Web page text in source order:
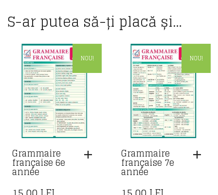
S-ar putea să-ți placă și…
NOU!
Grammaire
française 6e
année
NOU!
Grammaire
française 7e
année